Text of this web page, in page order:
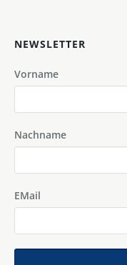
NEWSLETTER
Vorname
Nachname
EMail